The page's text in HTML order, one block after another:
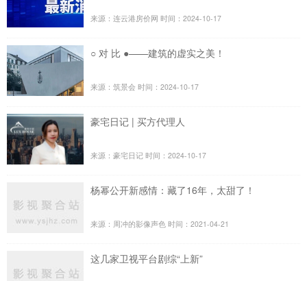
来源：连云港房价网 时间：2024-10-17
○ 对 比 ●——建筑的虚实之美！
来源：筑景会 时间：2024-10-17
豪宅日记 | 买方代理人
来源：豪宅日记 时间：2024-10-17
杨幂公开新感情：藏了16年，太甜了！
来源：周冲的影像声色 时间：2021-04-21
这几家卫视平台剧综“上新”